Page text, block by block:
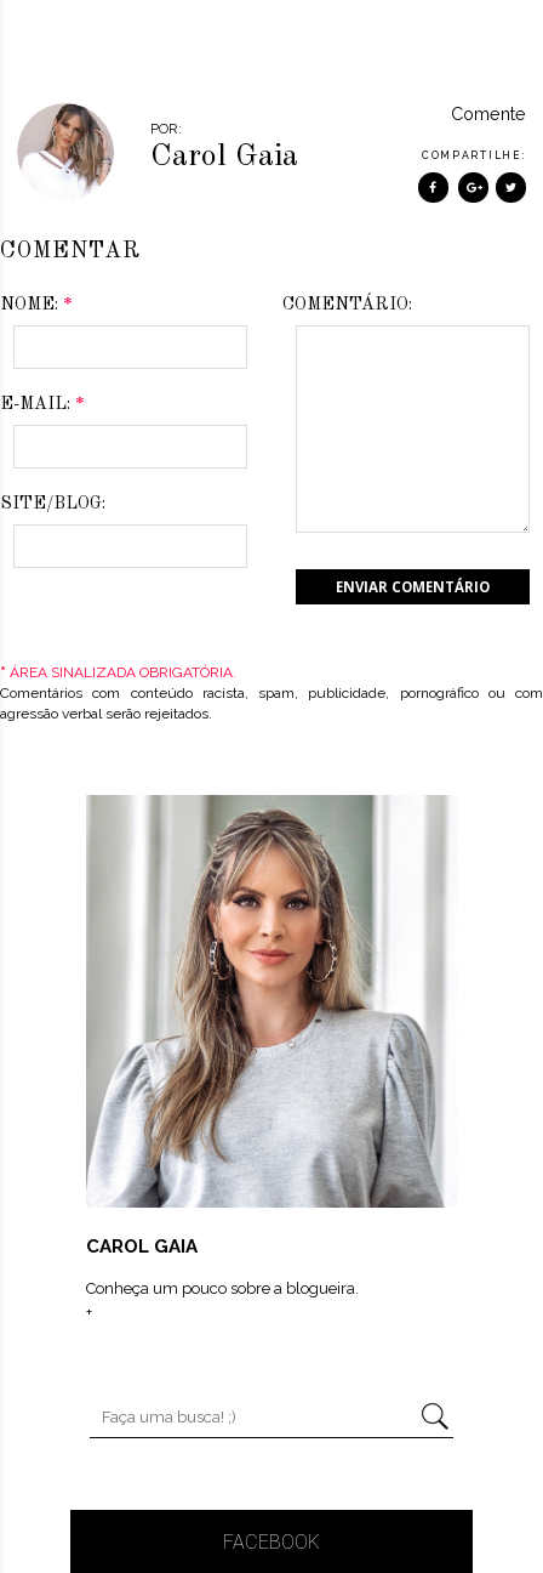
POR:
Carol Gaia
Comente
COMPARTILHE:
COMENTAR
NOME: *
E-MAIL: *
SITE/BLOG:
COMENTÁRIO:
* ÁREA SINALIZADA OBRIGATÓRIA.
Comentários com conteúdo racista, spam, publicidade, pornográfico ou com
agressão verbal serão rejeitados.
CAROL GAIA
Conheça um pouco sobre a blogueira.
+
FACEBOOK